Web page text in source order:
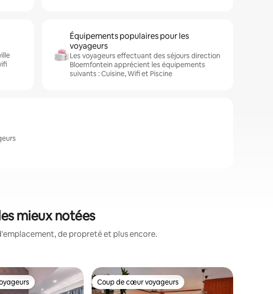
Équipements populaires pour les
voyageurs
Les voyageurs effectuant des séjours direction
Bloemfontein apprécient les équipements
suivants : Cuisine, Wifi et Piscine
mieux notées
de propreté et plus encore.
Coup de cœur voyageurs
Coup de cœur voyageurs